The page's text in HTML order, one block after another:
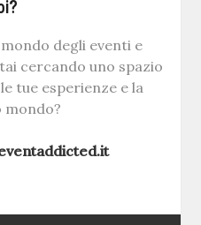
degli eventi e
cercando uno spazio
tue esperienze e la
mondo?